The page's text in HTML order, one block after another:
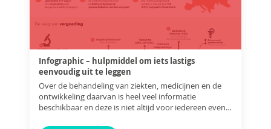
Infographic – hulpmiddel om iets lastigs
eenvoudig uit te leggen
Over de behandeling van ziekten, medicijnen en de
ontwikkeling daarvan is heel veel informatie
beschikbaar en deze is niet altijd voor iedereen even